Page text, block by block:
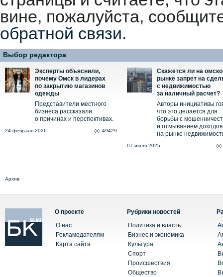
вине, пожалуйста,
обратной связи.
Выбор редактора
Эксперты объяснили,
почему Омск в лидерах
по закрытию магазинов
одежды
Представители местного
бизнеса рассказали
о причинах и перспективах.
24 февраля 2026 49429
Скажется ли на
рынке запрет на
с недвижимостью
за наличный расчет?
Авторы инициативы
что это делается для
борьбы с
и отмыванием доходов
на рынке
07 июля 2025
Архив
О проекте
О нас
Рекламодателям
Карта сайта
Рубрики новостей
Политика и власть
Бизнес и экономика
Культура
Спорт
Происшествия
Общество